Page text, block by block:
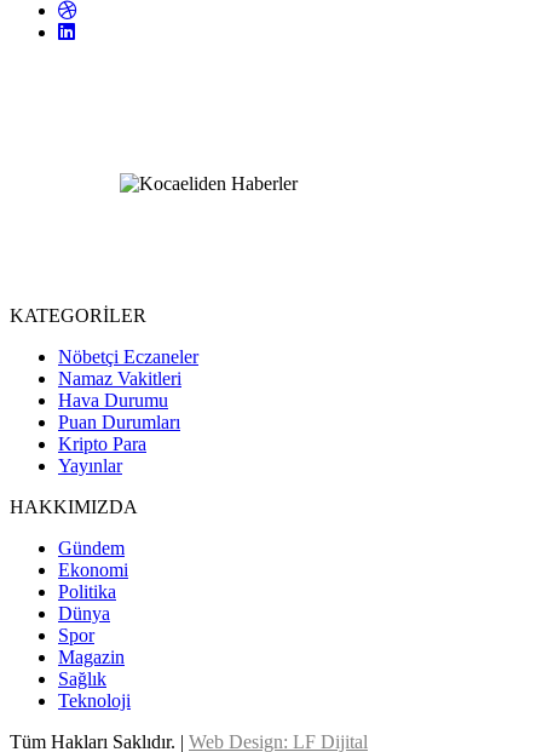
KATEGORİLER
Nöbetçi Eczaneler
Namaz Vakitleri
Hava Durumu
Puan Durumları
Kripto Para
Yayınlar
HAKKIMIZDA
Gündem
Ekonomi
Politika
Dünya
Spor
Magazin
Sağlık
Teknoloji
Tüm Hakları Saklıdır. | Web Design: LF Dijital